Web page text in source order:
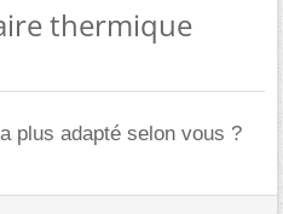
thermique
plus adapté selon vous ?